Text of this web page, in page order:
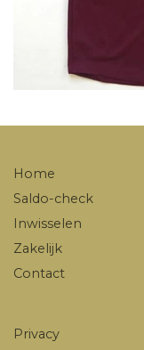
Home
Saldo-check
Inwisselen
Zakelijk
Contact
Privacy